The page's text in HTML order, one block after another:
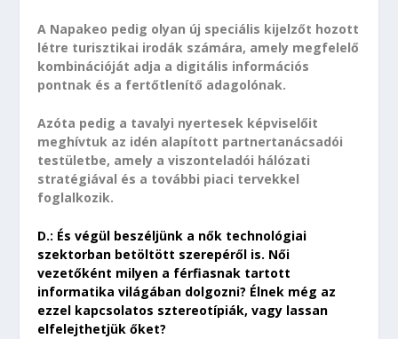
A Napakeo pedig olyan új speciális kijelzőt hozott
létre turisztikai irodák számára, amely megfelelő
kombinációját adja a digitális információs
pontnak és a fertőtlenítő adagolónak.
Azóta pedig a tavalyi nyertesek képviselőit
meghívtuk az idén alapított partnertanácsadói
testületbe, amely a viszonteladói hálózati
stratégiával és a további piaci tervekkel
foglalkozik.
D.: És végül beszéljünk a nők technológiai
szektorban betöltött szerepéről is. Női
vezetőként milyen a férfiasnak tartott
informatika világában dolgozni? Élnek még az
ezzel kapcsolatos sztereotípiák, vagy lassan
elfelejthetjük őket?